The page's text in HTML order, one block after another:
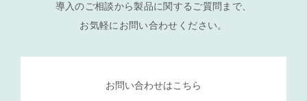
導入のご相談から製品に関するご質問まで、
お気軽にお問い合わせください。
お問い合わせはこちら